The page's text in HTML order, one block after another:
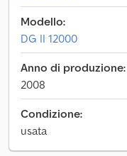
Modello:
DG II 12000
Anno di produzione:
2008
Condizione:
usata